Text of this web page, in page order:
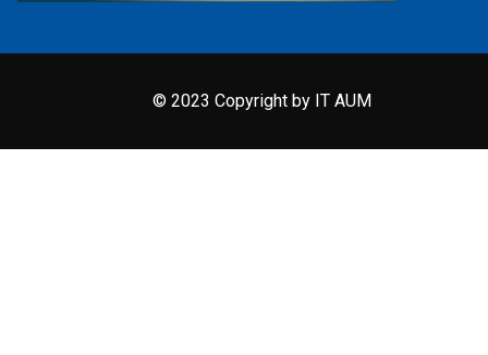
© 2023 Copyright by IT AUM